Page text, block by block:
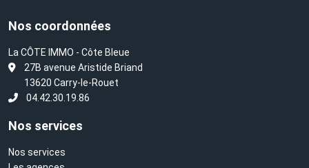
Nos coordonnées
La CÔTE IMMO - Côte Bleue
27B avenue Aristide Briand
13620 Carry-le-Rouet
04.42.30.19.86
Nos services
Nos services